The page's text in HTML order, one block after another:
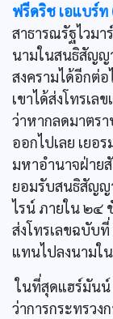
ฟรีดริช เอแบร์ท
สาธารณรัฐไวม
นามในสนธิสัญญ
สงครามได้อีกต่อ
เขาได้ส่งโทรเ
ว่าหากลดมาตร
ออกไปเลย เย
มหาอำนาจฝ่าย
ยอมรับสนธิสัญญ
ไรน์ ภายใน ๒๔
ส่งโทรเลขฉบับที่
แทนไปลงนามใ
ในที่สุดแฮร์มันน์
ว่าการกระทรวง